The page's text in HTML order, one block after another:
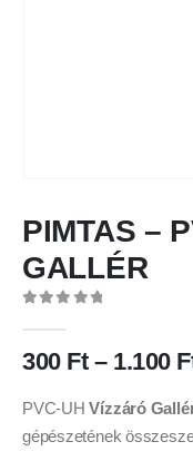
PIMTAS –
GALLÉR
300 Ft – 1.100
PVC-UHVízzáró
gépészetének